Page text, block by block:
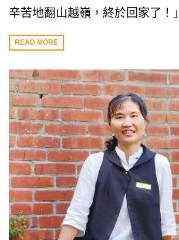
辛苦地翻山越嶺，終於回家了！」
READ MORE